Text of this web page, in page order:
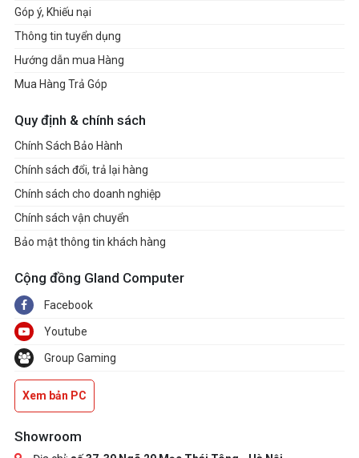
Góp ý, Khiếu nại
Thông tin tuyển dụng
Hướng dẫn mua Hàng
Mua Hàng Trả Góp
Quy định & chính sách
Chính Sách Bảo Hành
Chính sách đổi, trả lại hàng
Chính sách cho doanh nghiệp
Chính sách vận chuyển
Bảo mật thông tin khách hàng
Cộng đồng Gland Computer
Facebook
Youtube
Group Gaming
Xem bản PC
Showroom